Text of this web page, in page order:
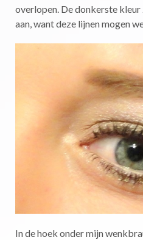
overlopen. De donkerste
aan, want deze lijnen mogen
In de hoek onder mijn